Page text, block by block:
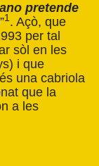
pretende
”1. Açò, que
per tal
sòl en les
) i que
una cabriola
que la
a les